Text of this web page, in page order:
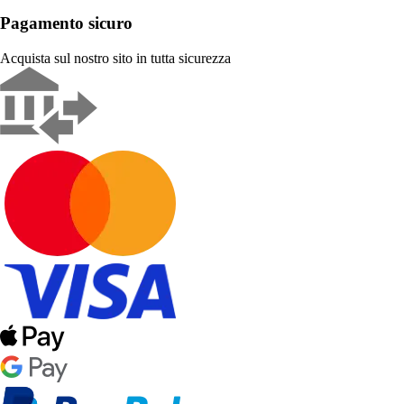
Pagamento sicuro
Acquista sul nostro sito in tutta sicurezza